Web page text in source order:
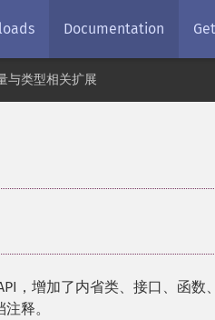
Documentation
与类型相关扩展
，增加了内省类、接口、函
释。